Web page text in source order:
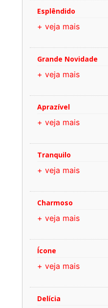
Esplêndido
+ veja mais
Grande Novidade
+ veja mais
Aprazível
+ veja mais
Tranquilo
+ veja mais
Charmoso
+ veja mais
Ícone
+ veja mais
Delícia